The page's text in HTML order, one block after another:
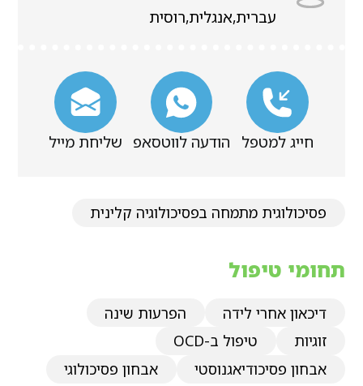
עברית,אנגלית,רוסית
חייג למטפל הודעה לווטסאפ שליחת מייל
פסיכולוגית מתמחה בפסיכולוגיה קלינית
תחומי טיפול
דיכאון אחרי לידה
הפרעות שינה
זוגיות
טיפול ב-OCD
אבחון פסיכודיאגנוסטי
אבחון פסיכולוגי